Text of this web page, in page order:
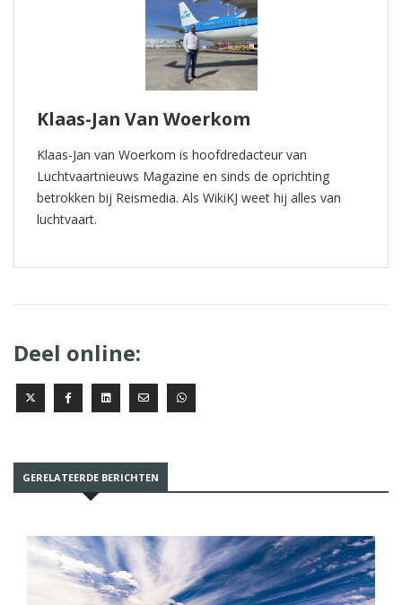
Klaas-Jan Van Woerkom
Klaas-Jan van Woerkom is hoofdredacteur van
Luchtvaartnieuws Magazine en sinds de oprichting
betrokken bij Reismedia. Als WikiKJ weet hij alles van
luchtvaart.
Deel online:
GERELATEERDE BERICHTEN